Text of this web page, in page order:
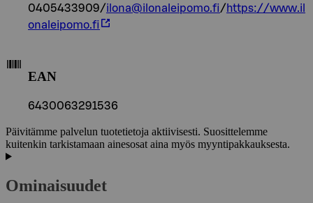
0405433909/ilona@ilonaleipomo.fi/ https://www.il
onaleipomo.fi
EAN
6430063291536
Päivitämme palvelun tuotetietoja aktiivisesti. Suosittelemme
kuitenkin tarkistamaan ainesosat aina myös myyntipakkauksesta.
Ominaisuudet